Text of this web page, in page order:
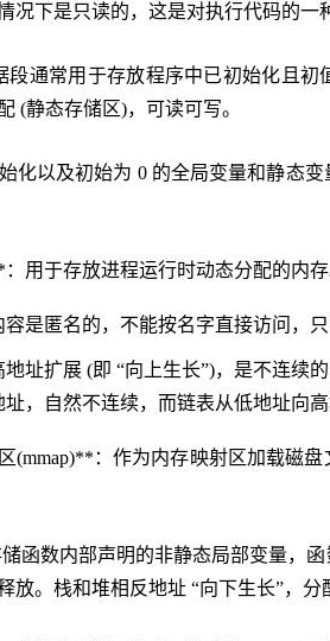
况下是只读的，这是对执行代码的一
段通常用于存放程序中已初始化且
(静态存储区)，可读可写。
化以及初始为 0 的全局变量和静态
用于存放进程运行时动态分配的内存
容是匿名的，不能按名字直接访问，只
地址扩展 (即 “向上生长”)，是不连续
址，自然不连续，而链表从低地址向高
(mmap)**：作为内存映射区加载磁
储函数内部声明的非静态局部变量，
放。栈和堆相反地址 “向下生长”，分